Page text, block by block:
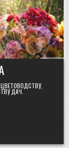
ДАЧ.